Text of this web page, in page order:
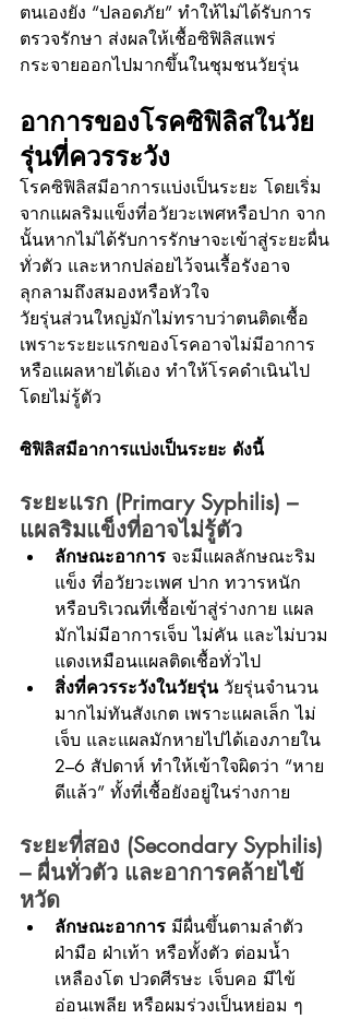
ตนเองยัง “ปลอดภัย” ทำให้ไม่ได้รับการ
ตรวจรักษา ส่งผลให้เชื้อซิฟิลิสแพร่
กระจายออกไปมากขึ้นในชุมชนวัยรุ่น
อาการของโรคซิฟิลิสในวัย
รุ่นที่ควรระวัง
โรคซิฟิลิสมีอาการแบ่งเป็นระยะ โดยเริ่ม
จากแผลริมแข็งที่อวัยวะเพศหรือปาก จาก
นั้นหากไม่ได้รับการรักษาจะเข้าสู่ระยะผื่น
ทั่วตัว และหากปล่อยไว้จนเรื้อรังอาจ
ลุกลามถึงสมองหรือหัวใจ
วัยรุ่นส่วนใหญ่มักไม่ทราบว่าตนติดเชื้อ
เพราะระยะแรกของโรคอาจไม่มีอาการ
หรือแผลหายได้เอง ทำให้โรคดำเนินไป
โดยไม่รู้ตัว
ซิฟิลิสมีอาการแบ่งเป็นระยะ ดังนี้
ระยะแรก (Primary Syphilis) –
แผลริมแข็งที่อาจไม่รู้ตัว
ลักษณะอาการ จะมีแผลลักษณะริม
แข็ง ที่อวัยวะเพศ ปาก ทวารหนัก
หรือบริเวณที่เชื้อเข้าสู่ร่างกาย แผล
มักไม่มีอาการเจ็บ ไม่คัน และไม่บวม
แดงเหมือนแผลติดเชื้อทั่วไป
สิ่งที่ควรระวังในวัยรุ่น วัยรุ่นจำนวน
มากไม่ทันสังเกต เพราะแผลเล็ก ไม่
เจ็บ และแผลมักหายไปได้เองภายใน
2–6 สัปดาห์ ทำให้เข้าใจผิดว่า “หาย
ดีแล้ว” ทั้งที่เชื้อยังอยู่ในร่างกาย
ระยะที่สอง (Secondary Syphilis)
– ผื่นทั่วตัว และอาการคล้ายไข้
หวัด
ลักษณะอาการ มีผื่นขึ้นตามลำตัว
ฝ่ามือ ฝ่าเท้า หรือทั้งตัว ต่อมน้ำ
เหลืองโต ปวดศีรษะ เจ็บคอ มีไข้
อ่อนเพลีย หรือผมร่วงเป็นหย่อม ๆ